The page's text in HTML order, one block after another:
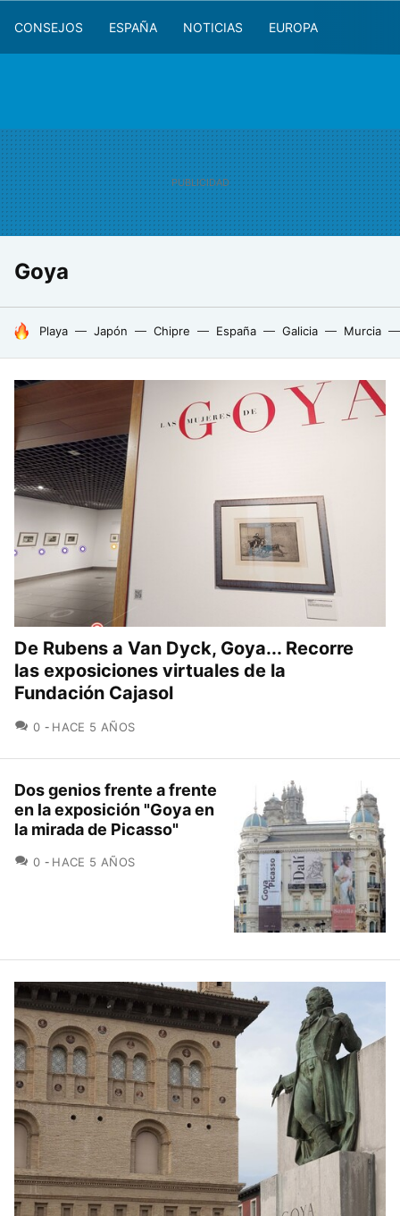
CONSEJOS ESPAÑA NOTICIAS EUROPA
Goya
HOY SE HABLA DE
Playa Japón Chipre España Galicia Murcia
De Rubens a Van Dyck, Goya... Recorre
las exposiciones virtuales de la
Fundación Cajasol
0 COMENTARIOS
HACE 5 AÑOS
Dos genios frente a frente
en la exposición "Goya en
la mirada de Picasso"
0 COMENTARIOS
HACE 5 AÑOS